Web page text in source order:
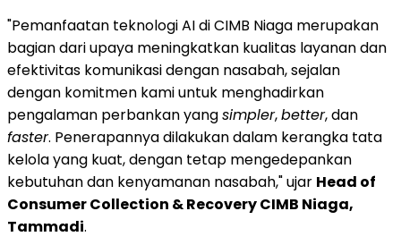
"Pemanfaatan teknologi AI di CIMB Niaga merupakan
bagian dari upaya meningkatkan kualitas layanan dan
efektivitas komunikasi dengan nasabah, sejalan
dengan komitmen kami untuk menghadirkan
pengalaman perbankan yangsimpler,better, dan
faster. Penerapannya dilakukan dalam kerangka tata
kelola yang kuat, dengan tetap mengedepankan
kebutuhan dan kenyamanan nasabah," ujar Head of
Consumer Collection & Recovery CIMB Niaga,
Tammadi.